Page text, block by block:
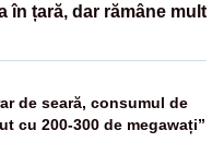
în țară, dar rămâne mult
de seară, consumul de
cu 200-300 de megawați”